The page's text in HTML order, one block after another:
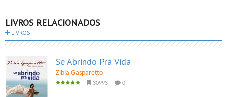
LIVROS RELACIONADOS
LIVROS
Se Abrindo Pra Vida
Zibia Gasparetto
30993 0